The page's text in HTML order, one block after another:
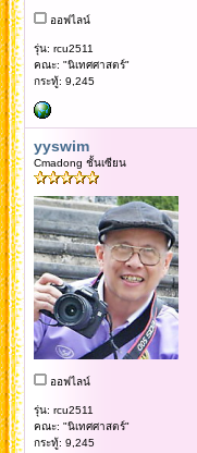
ออฟไลน์
รุ่น: rcu2511
คณะ: "นิเทศศาสตร์"
กระทู้: 9,245
yyswim
Cmadong ชั้นเซียน
ออฟไลน์
รุ่น: rcu2511
คณะ: "นิเทศศาสตร์"
กระทู้: 9,245